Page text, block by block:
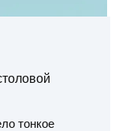
тонкое